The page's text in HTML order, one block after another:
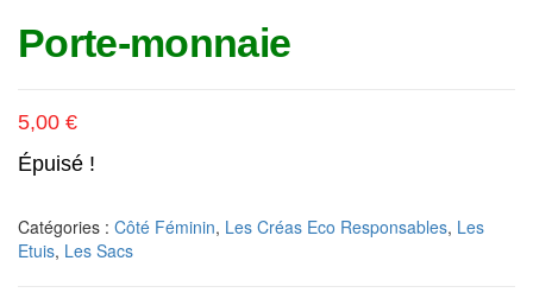
Porte-monnaie
5,00 €
Épuisé !
Catégories : Côté Féminin, Les Créas Eco Responsables, Les
Etuis, Les Sacs